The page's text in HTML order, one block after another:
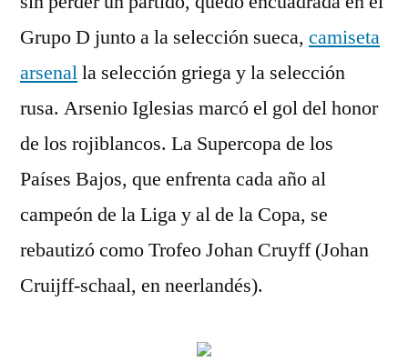
Grupo D junto a la selección sueca, camiseta
arsenalla selección griega y la selección
rusa. Arsenio Iglesias marcó el gol del honor
de los rojiblancos. La Supercopa de los
Países Bajos, que enfrenta cada año al
campeón de la Liga y al de la Copa, se
rebautizó como Trofeo Johan Cruyff (Johan
Cruijff-schaal, en neerlandés).